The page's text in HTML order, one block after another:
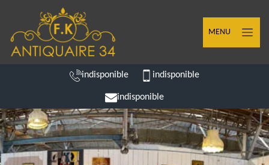
MENU
indisponible indisponible
indisponible